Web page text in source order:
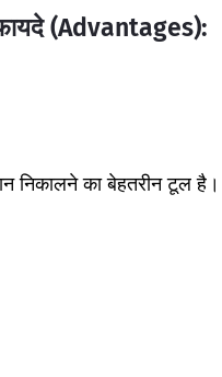
(Advantages):
निकालने का बेहतरीन टूल है।